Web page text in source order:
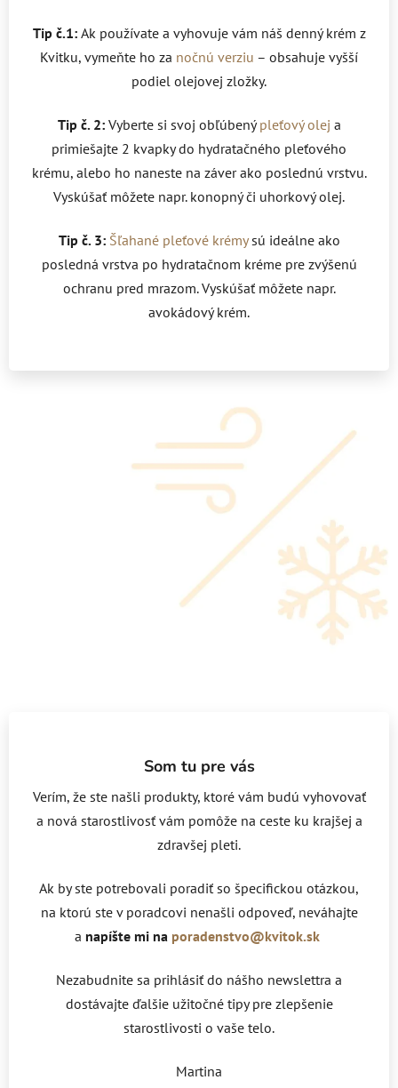
Tip č.1: Ak používate a vyhovuje vám náš denný krém z
Kvitku, vymeňte ho za nočnú verziu – obsahuje vyšší
podiel olejovej zložky.
Tip č. 2: Vyberte si svoj obľúbený pleťový olej a
primiešajte 2 kvapky do hydratačného pleťového
krému, alebo ho naneste na záver ako poslednú vrstvu.
Vyskúšať môžete napr. konopný či uhorkový olej.
Tip č. 3: Šľahané pleťové krémy sú ideálne ako
posledná vrstva po hydratačnom kréme pre zvýšenú
ochranu pred mrazom. Vyskúšať môžete napr.
avokádový krém.
Som tu pre vás
Verím, že ste našli produkty, ktoré vám budú vyhovovať
a nová starostlivosť vám pomôže na ceste ku krajšej a
zdravšej pleti.
Ak by ste potrebovali poradiť so špecifickou otázkou,
na ktorú ste v poradcovi nenašli odpoveď, neváhajte
a napíšte mi na poradenstvo@kvitok.sk
Nezabudnite sa prihlásiť do nášho newslettra a
dostávajte ďalšie užitočné tipy pre zlepšenie
starostlivosti o vaše telo.
Martina